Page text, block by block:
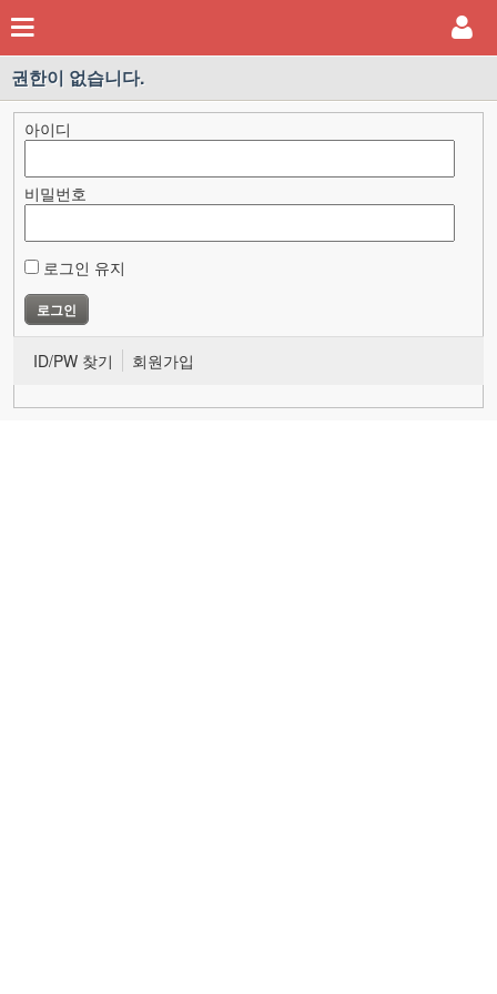
권한이 없습니다.
아이디
비밀번호
로그인 유지
ID/PW 찾기 회원가입